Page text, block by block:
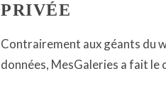
PRIVÉE
Contrairement aux géants du
données, MesGaleries a fait